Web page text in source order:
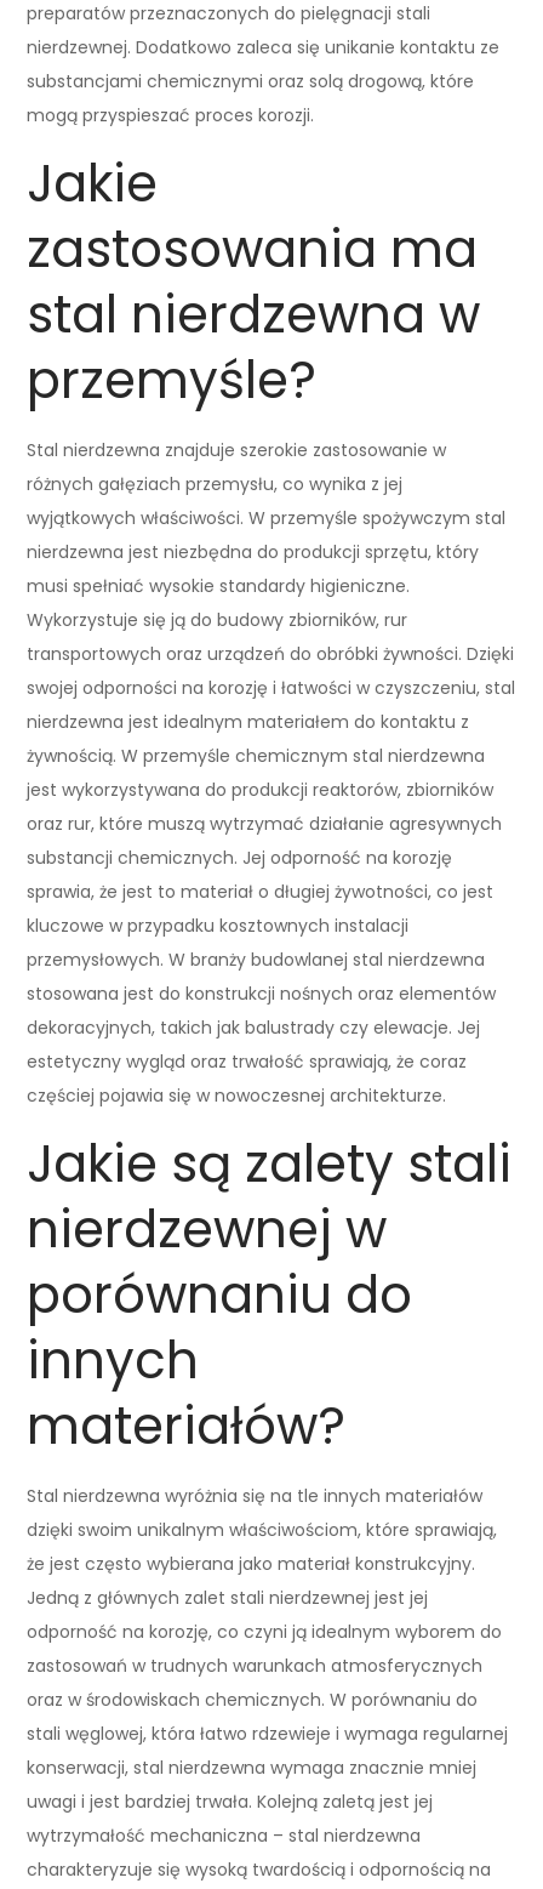
preparatów przeznaczonych do pielęgnacji stali
nierdzewnej. Dodatkowo zaleca się unikanie kontaktu ze
substancjami chemicznymi oraz solą drogową, które
mogą przyspieszać proces korozji.
Jakie
zastosowania ma
stal nierdzewna w
przemyśle?
Stal nierdzewna znajduje szerokie zastosowanie w
różnych gałęziach przemysłu, co wynika z jej
wyjątkowych właściwości. W przemyśle spożywczym stal
nierdzewna jest niezbędna do produkcji sprzętu, który
musi spełniać wysokie standardy higieniczne.
Wykorzystuje się ją do budowy zbiorników, rur
transportowych oraz urządzeń do obróbki żywności. Dzięki
swojej odporności na korozję i łatwości w czyszczeniu, stal
nierdzewna jest idealnym materiałem do kontaktu z
żywnością. W przemyśle chemicznym stal nierdzewna
jest wykorzystywana do produkcji reaktorów, zbiorników
oraz rur, które muszą wytrzymać działanie agresywnych
substancji chemicznych. Jej odporność na korozję
sprawia, że jest to materiał o długiej żywotności, co jest
kluczowe w przypadku kosztownych instalacji
przemysłowych. W branży budowlanej stal nierdzewna
stosowana jest do konstrukcji nośnych oraz elementów
dekoracyjnych, takich jak balustrady czy elewacje. Jej
estetyczny wygląd oraz trwałość sprawiają, że coraz
częściej pojawia się w nowoczesnej architekturze.
Jakie są zalety stali
nierdzewnej w
porównaniu do
innych
materiałów?
Stal nierdzewna wyróżnia się na tle innych materiałów
dzięki swoim unikalnym właściwościom, które sprawiają,
że jest często wybierana jako materiał konstrukcyjny.
Jedną z głównych zalet stali nierdzewnej jest jej
odporność na korozję, co czyni ją idealnym wyborem do
zastosowań w trudnych warunkach atmosferycznych
oraz w środowiskach chemicznych. W porównaniu do
stali węglowej, która łatwo rdzewieje i wymaga regularnej
konserwacji, stal nierdzewna wymaga znacznie mniej
uwagi i jest bardziej trwała. Kolejną zaletą jest jej
wytrzymałość mechaniczna – stal nierdzewna
charakteryzuje się wysoką twardością i odpornością na